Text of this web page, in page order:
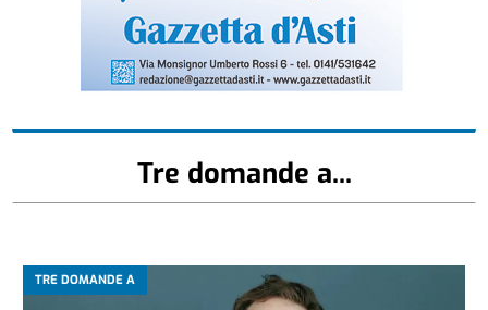
Tre domande a...
TRE DOMANDE A